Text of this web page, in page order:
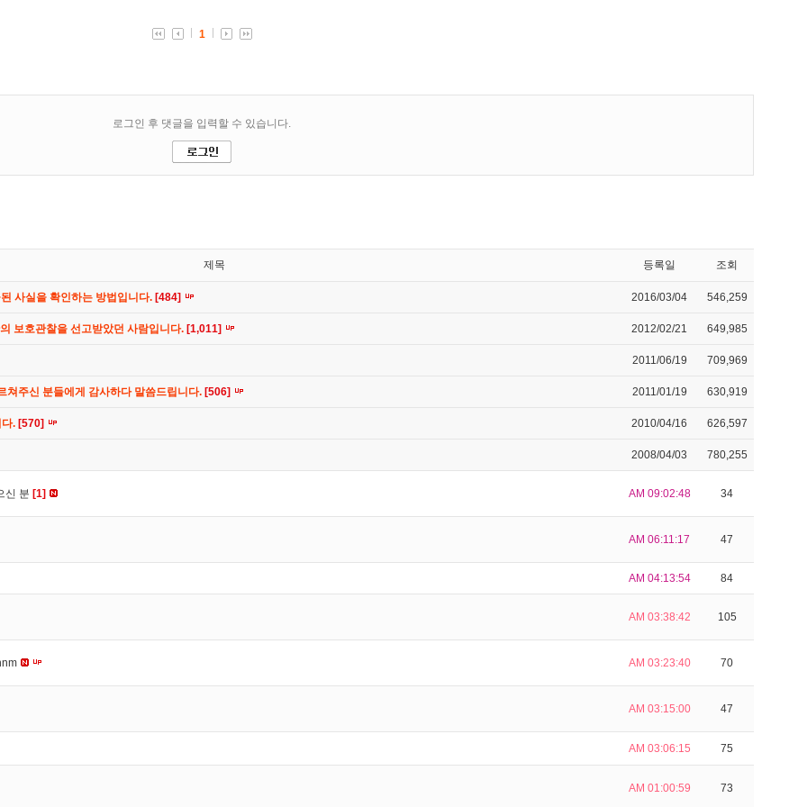
제목 등록일 조회
사실을 확인하는 방법입니다. [484] 2016/03/04 546,259
보호관찰을 선고받았던 사람입니다. [1,011] 2012/02/21 649,985
2011/06/19 709,969
쳐주신 분들에게 감사하다 말씀드립니다. [506] 2011/01/19 630,919
. [570] 2010/04/16 626,597
2008/04/03 780,255
신 분 [1] AM 09:02:48 34
AM 06:11:17 47
AM 04:13:54 84
AM 03:38:42 105
AM 03:23:40 70
AM 03:15:00 47
AM 03:06:15 75
AM 01:00:59 73